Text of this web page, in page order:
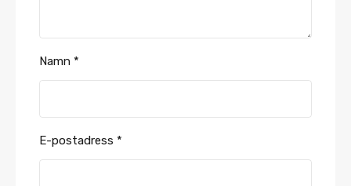
Namn *
E-postadress *